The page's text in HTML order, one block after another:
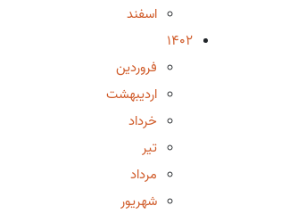
اسفند
1402
فروردین
اردیبهشت
خرداد
تیر
مرداد
شهریور